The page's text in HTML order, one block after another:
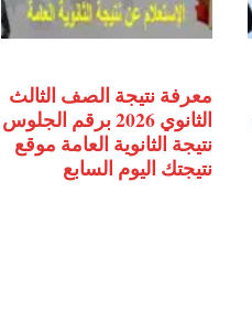
معرفة نتيجة الصف الثالث
الثانوي 2026 برقم الجلوس
نتيجة الثانوية العامة موقع
نتيجتك اليوم السابع